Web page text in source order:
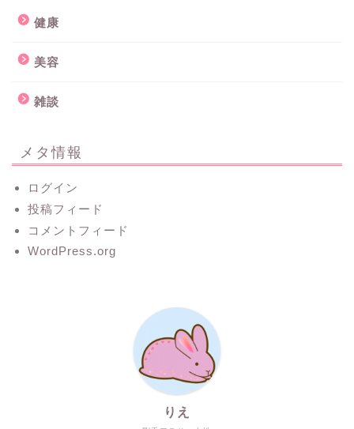
健康
美容
雑談
メタ情報
ログイン
投稿フィード
コメントフィード
WordPress.org
りえ